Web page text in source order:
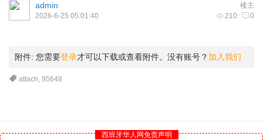
楼主
admin
210 0
2026-6-25 05:01:40
附件: 您需要登录才可以下载或查看附件。没有账号？ 加入我们
attach,95648
西班牙华人网免责声明